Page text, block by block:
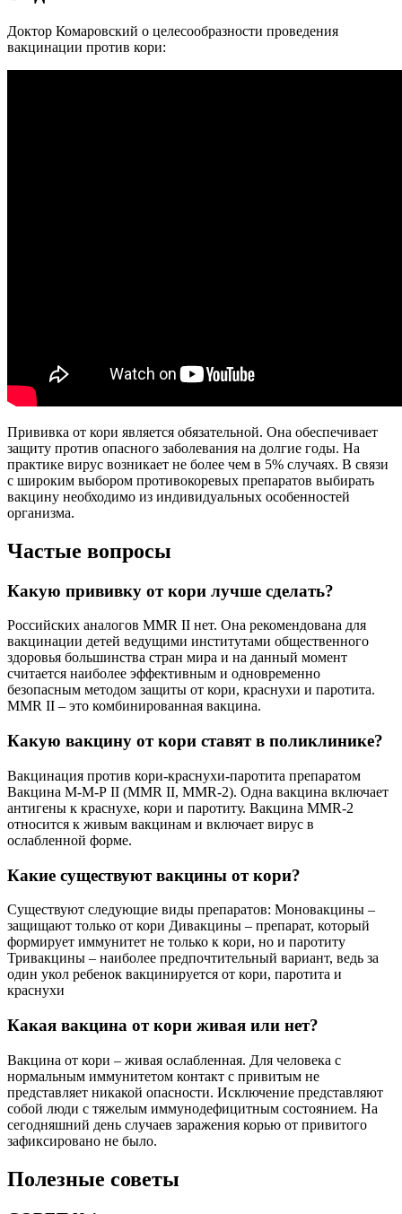
Доктор Комаровский о целесообразности проведения
вакцинации против кори:
Прививка от кори является обязательной. Она обеспечивает
защиту против опасного заболевания на долгие годы. На
практике вирус возникает не более чем в 5% случаях. В связи
с широким выбором противокоревых препаратов выбирать
вакцину необходимо из индивидуальных особенностей
организма.
Частые вопросы
Какую прививку от кори лучше сделать?
Российских аналогов MMR II нет. Она рекомендована для
вакцинации детей ведущими институтами общественного
здоровья большинства стран мира и на данный момент
считается наиболее эффективным и одновременно
безопасным методом защиты от кори, краснухи и паротита.
MMR II – это комбинированная вакцина.
Какую вакцину от кори ставят в поликлинике?
Вакцинация против кори-краснухи-паротита препаратом
Вакцина М-М-Р II (MMR II, ММR-2). Одна вакцина включает
антигены к краснухе, кори и паротиту. Вакцина MMR-2
относится к живым вакцинам и включает вирус в
ослабленной форме.
Какие существуют вакцины от кори?
Существуют следующие виды препаратов: Моновакцины –
защищают только от кори Дивакцины – препарат, который
формирует иммунитет не только к кори, но и паротиту
Тривакцины – наиболее предпочтительный вариант, ведь за
один укол ребенок вакцинируется от кори, паротита и
краснухи
Какая вакцина от кори живая или нет?
Вакцина от кори – живая ослабленная. Для человека с
нормальным иммунитетом контакт с привитым не
представляет никакой опасности. Исключение представляют
собой люди с тяжелым иммунодефицитным состоянием. На
сегодняшний день случаев заражения корью от привитого
зафиксировано не было.
Полезные советы